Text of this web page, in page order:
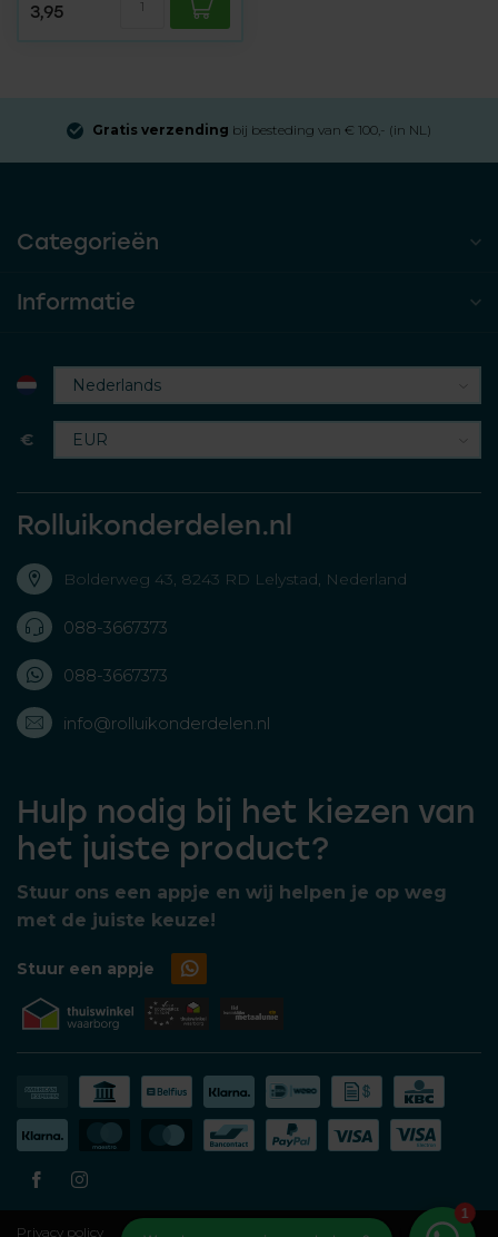
3,95
Gratis verzending bij besteding van € 100,- (in NL)
Categorieën
Informatie
€
Rolluikonderdelen.nl
Bolderweg 43, 8243 RD Lelystad, Nederland
088-3667373
088-3667373
info@rolluikonderdelen.nl
Hulp nodig bij het kiezen van
het juiste product?
Stuur ons een appje en wij helpen je op weg
met de juiste keuze!
Stuur een appje
Privacy policy